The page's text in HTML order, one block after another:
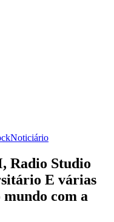
Noticiário
Radio Studio
E várias
mundo com a